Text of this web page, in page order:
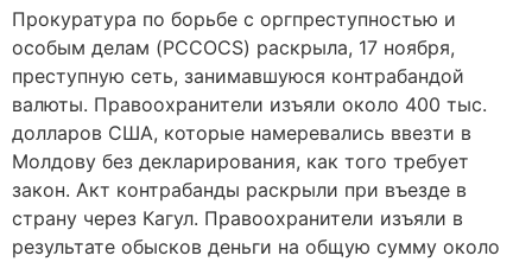
Прокуратура по борьбе с оргпреступностью и
особым делам (PCCOCS) раскрыла, 17 ноября,
преступную сеть, занимавшуюся контрабандой
валюты. Правоохранители изъяли около 400 тыс.
долларов США, которые намеревались ввезти в
Молдову без декларирования, как того требует
закон. Акт контрабанды раскрыли при въезде в
страну через Кагул. Правоохранители изъяли в
результате обысков деньги на общую сумму около